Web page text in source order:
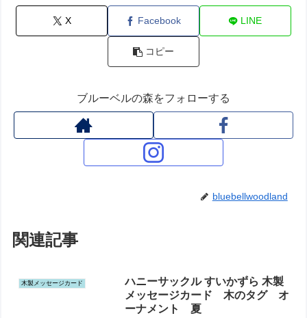
X Facebook LINE
コピー
ブルーベルの森をフォローする
bluebellwoodland
関連記事
木製メッセージカード
ハニーサックル すいかずら 木製
メッセージカード 木のタグ オ
ーナメント 夏